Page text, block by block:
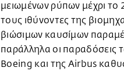
μειωμένων ρύπων μέχρι το
τους ιθύνοντες της
βιώσιμων καυσίμων
παράλληλα οι παραδόσεις
Boeing και της Airbus